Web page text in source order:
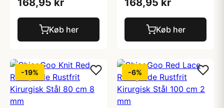
168,95 kr
Køb her
168,95 kr
Køb her
-19% -6%